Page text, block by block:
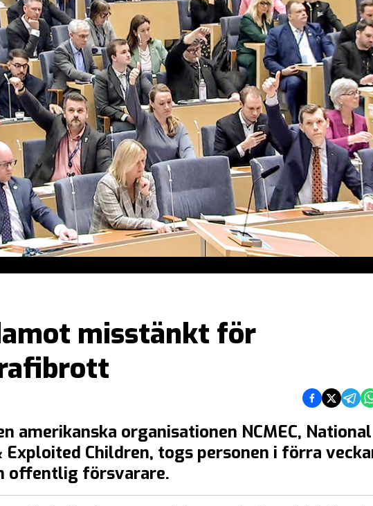
misstänkt för
Dela påDela på
Dela
amerikanska organisationen NCMEC, National
Children, togs personen i förra
offentlig försvarare.